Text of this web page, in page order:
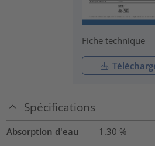
Fiche technique
Spécifications
Absorption d'eau 1.30 %